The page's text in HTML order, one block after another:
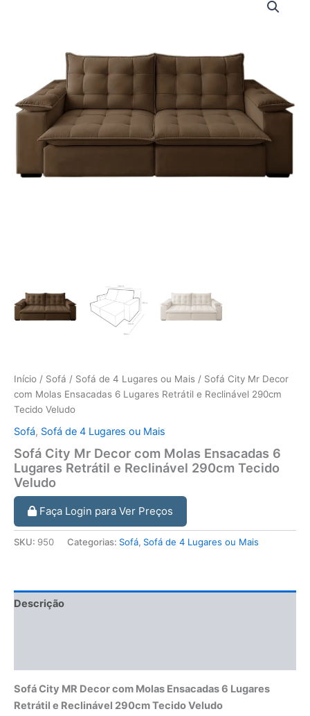
Início / Sofá / Sofá de 4 Lugares ou Mais / Sofá City Mr Decor
com Molas Ensacadas 6 Lugares Retrátil e Reclinável 290cm
Tecido Veludo
Sofá, Sofá de 4 Lugares ou Mais
Sofá City Mr Decor com Molas Ensacadas 6
Lugares Retrátil e Reclinável 290cm Tecido
Veludo
Faça Login para Ver Preços
SKU: 950 Categorias: Sofá, Sofá de 4 Lugares ou Mais
Descrição
Sofá City MR Decor com Molas Ensacadas 6 Lugares
Retrátil e Reclinável 290cm Tecido Veludo